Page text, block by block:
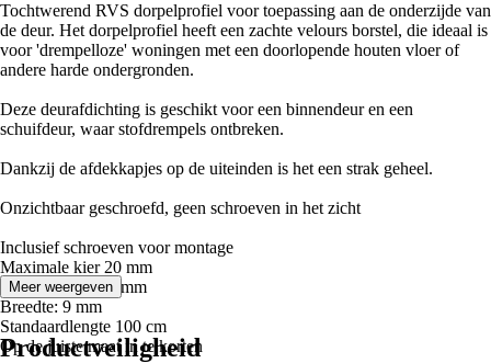
Tochtwerend RVS dorpelprofiel voor toepassing aan de onderzijde van
de deur. Het dorpelprofiel heeft een zachte velours borstel, die ideaal is
voor 'drempelloze' woningen met een doorlopende houten vloer of
andere harde ondergronden.
Deze deurafdichting is geschikt voor een binnendeur en een
schuifdeur, waar stofdrempels ontbreken.
Dankzij de afdekkapjes op de uiteinden is het een strak geheel.
Onzichtbaar geschroefd, geen schroeven in het zicht
Inclusief schroeven voor montage
Maximale kier 20 mm
Totale hoogte 36 mm
Breedte: 9 mm
Standaardlengte 100 cm
Op de juiste maat in te korten
Meer weergeven
Productveiligheid